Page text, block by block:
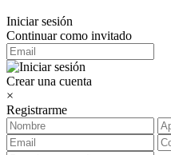
Iniciar sesión
Continuar como invitado
Crear una cuenta
×
Registrarme